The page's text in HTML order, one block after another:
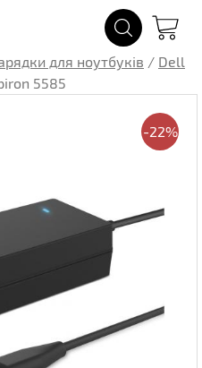
для ноутбуків / Dell
5585
-22%